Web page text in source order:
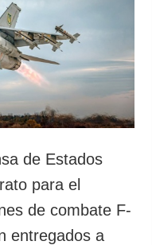
datos personales
SERVICIOS
Suscripción
Banco de
imágenes
de Estados
para el
de combate F-
entregados a